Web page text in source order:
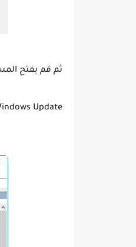
ثم قم بفتح
Update